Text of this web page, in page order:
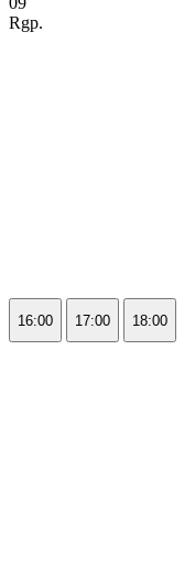
Rgp.
16:00 17:00 18:00